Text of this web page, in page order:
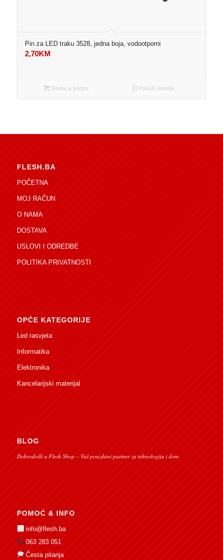
Pin za LED traku 3528, jedna boja, vodootporni
2,70KM
Dodaj u korpu Pokaži detalje
FLESH.BA
POČETNA
MOJ RAČUN
O NAMA
DOSTAVA
USLOVI I ODREDBE
POLITIKA PRIVATNOSTI
OPĆE KATEGORIJE
Led rasvjeta
Informatika
Elektronika
Kancelarijski materijal
BLOG
Dobrodošli u Flesh Shop – Vaš pouzdani partner za tehnologiju i dom
POMOĆ & INFO
info@flesh.ba
063 283 051
Česta pitanja